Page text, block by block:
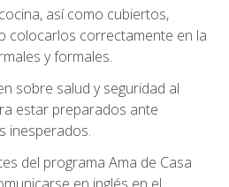
así como cubiertos,
colocarlos correctamente en la
y formales.
sobre salud y seguridad al
estar preparados ante
inesperados.
del programa Ama de Casa